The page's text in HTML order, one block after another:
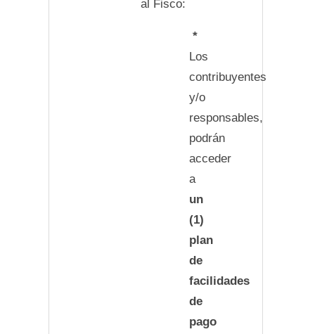
al Fisco:
*
Los
contribuyentes
y/o
responsables,
podrán
acceder
a
un
(1)
plan
de
facilidades
de
pago